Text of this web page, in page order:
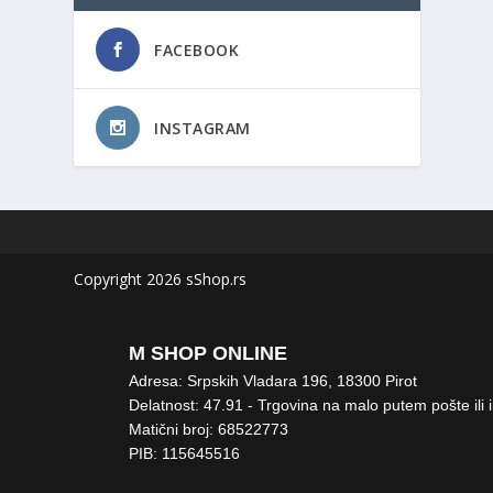
FACEBOOK
INSTAGRAM
Copyright 2026 sShop.rs
M SHOP ONLINE
Adresa: Srpskih Vladara 196, 18300 Pirot
Delatnost: 47.91 - Trgovina na malo putem pošte ili
Matični broj: 68522773
PIB: 115645516